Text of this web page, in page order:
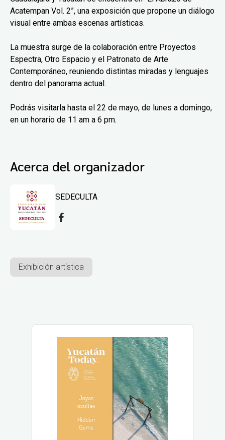
Acatempan Vol. 2”, una exposición que propone un diálogo
visual entre ambas escenas artísticas.
La muestra surge de la colaboración entre Proyectos
Espectra, Otro Espacio y el Patronato de Arte
Contemporáneo, reuniendo distintas miradas y lenguajes
dentro del panorama actual.
Podrás visitarla hasta el 22 de mayo, de lunes a domingo,
en un horario de 11 am a 6 pm.
Acerca del organizador
SEDECULTA
Exhibición artística